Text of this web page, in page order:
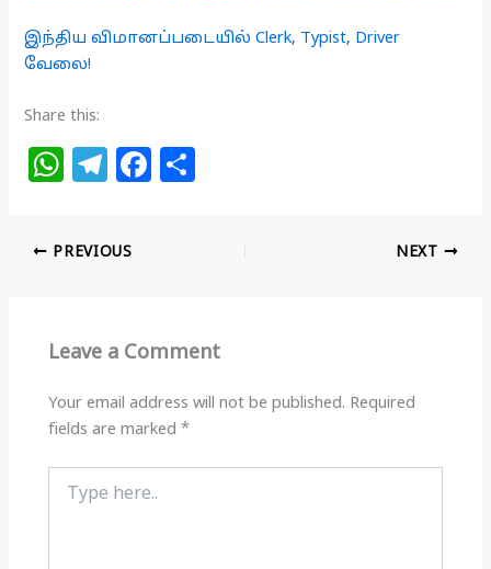
இந்திய விமானப்படையில் Clerk, Typist, Driver
வேலை!
Share this:
W
at
s
p
T
e
g
m
F
o
k
PREVIOUS NEXT
Leave a Comment
Your email address will not be published. Required
fields are marked*
here..